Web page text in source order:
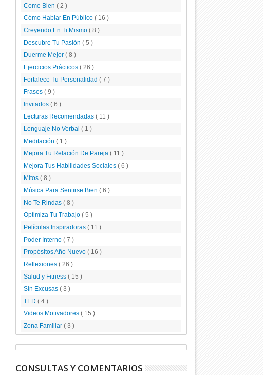
Come Bien ( 2 )
Cómo Hablar En Público ( 16 )
Creyendo En Ti Mismo ( 8 )
Descubre Tu Pasión ( 5 )
Duerme Mejor ( 8 )
Ejercicios Prácticos ( 26 )
Fortalece Tu Personalidad ( 7 )
Frases ( 9 )
Invitados ( 6 )
Lecturas Recomendadas ( 11 )
Lenguaje No Verbal ( 1 )
Meditación ( 1 )
Mejora Tu Relación De Pareja ( 11 )
Mejora Tus Habilidades Sociales ( 6 )
Mitos ( 8 )
Música Para Sentirse Bien ( 6 )
No Te Rindas ( 8 )
Optimiza Tu Trabajo ( 5 )
Películas Inspiradoras ( 11 )
Poder Interno ( 7 )
Propósitos Año Nuevo ( 16 )
Reflexiones ( 26 )
Salud y Fitness ( 15 )
Sin Excusas ( 3 )
TED ( 4 )
Videos Motivadores ( 15 )
Zona Familiar ( 3 )
CONSULTAS Y COMENTARIOS